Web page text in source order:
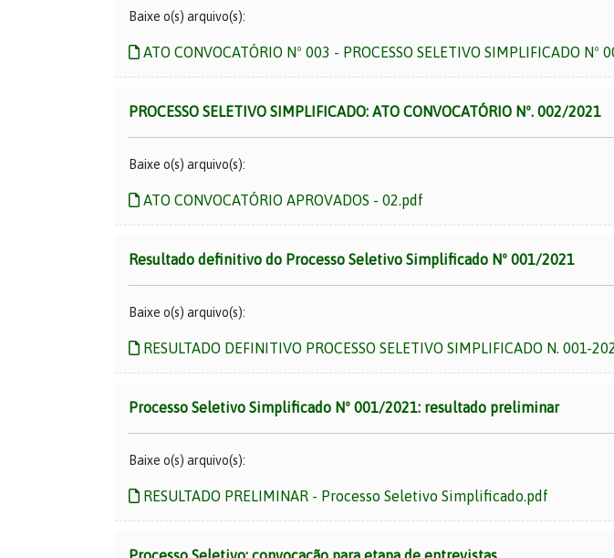
Baixe o(s) arquivo(s):
ATO CONVOCATÓRIO Nº 003 - PROCESSO SELETIVO SIMPLIFICADO Nº
PROCESSO SELETIVO SIMPLIFICADO: ATO CONVOCATÓRIO Nº. 002/2021
Baixe o(s) arquivo(s):
ATO CONVOCATÓRIO APROVADOS - 02.pdf
Resultado definitivo do Processo Seletivo Simplificado Nº 001/2021
Baixe o(s) arquivo(s):
RESULTADO DEFINITIVO PROCESSO SELETIVO SIMPLIFICADO N. 001-
Processo Seletivo Simplificado Nº 001/2021: resultado preliminar
Baixe o(s) arquivo(s):
RESULTADO PRELIMINAR - Processo Seletivo Simplificado.pdf